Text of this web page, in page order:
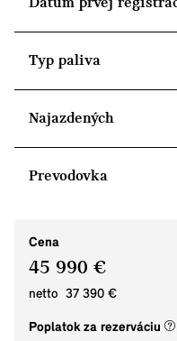
Typ paliva
Najazdených
Prevodovka
Cena
45 990 €
netto 37 390 €
Poplatok za rezerváciu